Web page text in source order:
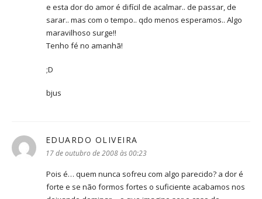
e esta dor do amor é difícil de acalmar.. de passar, de
sarar.. mas com o tempo.. qdo menos esperamos.. Algo
maravilhoso surge!!
Tenho fé no amanhã!
;D
bjus
EDUARDO OLIVEIRA
17 de outubro de 2008 às 00:23
Pois é… quem nunca sofreu com algo parecido? a dor é
forte e se não formos fortes o suficiente acabamos nos